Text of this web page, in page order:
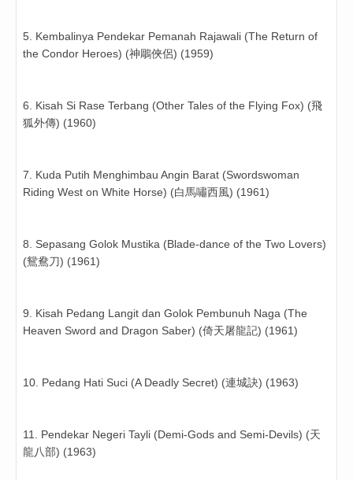
5. Kembalinya Pendekar Pemanah Rajawali (The Return of
the Condor Heroes) (神鵰俠侶) (1959)
6. Kisah Si Rase Terbang (Other Tales of the Flying Fox) (飛
狐外傳) (1960)
7. Kuda Putih Menghimbau Angin Barat (Swordswoman
Riding West on White Horse) (白馬嘯西風) (1961)
8. Sepasang Golok Mustika (Blade-dance of the Two Lovers)
(鴛鴦刀) (1961)
9. Kisah Pedang Langit dan Golok Pembunuh Naga (The
Heaven Sword and Dragon Saber) (倚天屠龍記) (1961)
10. Pedang Hati Suci (A Deadly Secret) (連城訣) (1963)
11. Pendekar Negeri Tayli (Demi-Gods and Semi-Devils) (天
龍八部) (1963)